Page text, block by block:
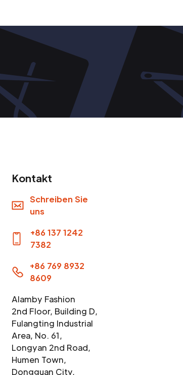
Kontakt
Schreiben Sie
uns
+86 137 1242
7382
+86 769 8932
8609
Alamby Fashion
2nd Floor, Building D,
Fulangting Industrial
Area, No. 61,
Longyan 2nd Road,
Humen Town,
Dongguan City,